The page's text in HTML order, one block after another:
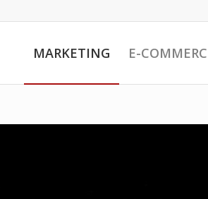
MARKETING E-